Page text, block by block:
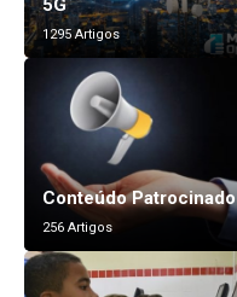
5G
1295 Artigos
Conteúdo Patrocinado
256 Artigos